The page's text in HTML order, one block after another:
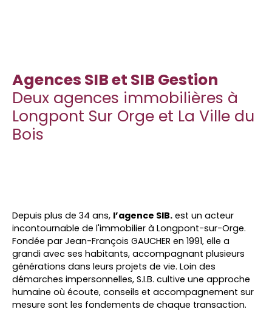
Agences SIB et SIB Gestion
Deux agences immobilières à
Longpont Sur Orge et La Ville du
Bois
Depuis plus de 34 ans, l’agence SIB. est un acteur
incontournable de l'immobilier à Longpont-sur-Orge.
Fondée par Jean-François GAUCHER en 1991, elle a
grandi avec ses habitants, accompagnant plusieurs
générations dans leurs projets de vie. Loin des
démarches impersonnelles, S.I.B. cultive une approche
humaine où écoute, conseils et accompagnement sur
mesure sont les fondements de chaque transaction.